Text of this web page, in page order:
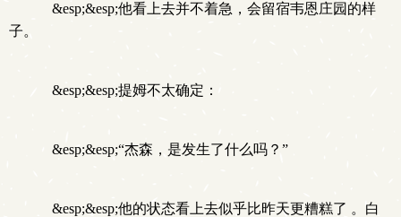
&esp;&esp;他看上去并不着急，会留宿韦恩庄园的样
子。
&esp;&esp;提姆不太确定：
&esp;&esp;“杰森，是发生了什么吗？”
&esp;&esp;他的状态看上去似乎比昨天更糟糕了 。白